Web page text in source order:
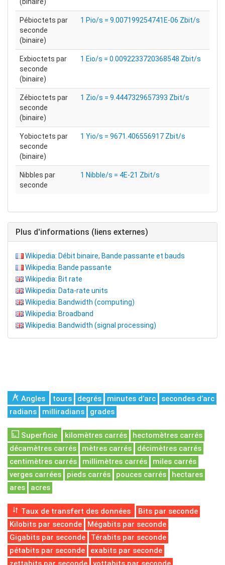
Pébioctets par
seconde
(binaire)
1 Pio/s = 9.007199254741E-06 Zbit/s
Exbioctets par
seconde
(binaire)
1 Eio/s = 0.0092233720368548 Zbit/s
Zébioctets par
seconde
(binaire)
1 Zio/s = 9.4447329657393 Zbit/s
Yobioctets par
seconde
(binaire)
1 Yio/s = 9671.406556917 Zbit/s
Nibbles par
seconde
1 Nibble/s = 4E-21 Zbit/s
Plus d'informations (liens externes)
Wikipedia: Débit binaire, Bande passante et bauds
Wikipedia: Bande passante
Wikipedia: Bit rate
Wikipedia: Data-rate units
Wikipedia: Bandwidth (computing)
Wikipedia: Broadband
Wikipedia: Bandwidth (signal processing)
Angles tours degrés minutes d’arc
secondes d’arc
radians
milliradians grades
Superficie kilomètres carrés
hectomètres carrés
décamètres carrés
mètres carrés
décimètres carrés
centimètres carrés
millimètres carrés
miles carrés
verges carrées
pieds carrés pouces carrés
hectares
ares
acres
Taux de transfert des données
Bits par seconde
Kilobits par seconde
Mégabits par seconde
Gigabits par seconde
Térabits par seconde
pétabits par seconde
exabits par seconde